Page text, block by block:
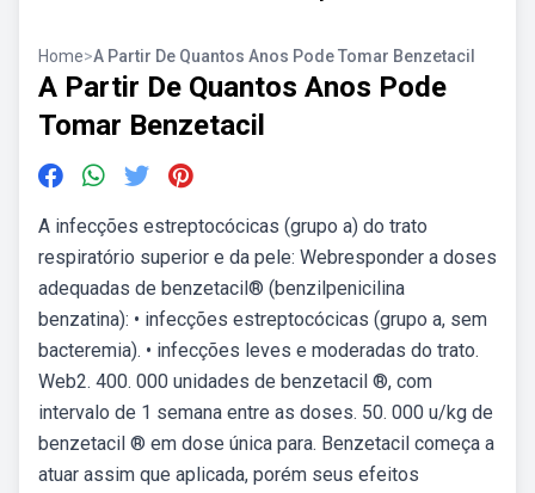
Home>A Partir De Quantos Anos Pode Tomar Benzetacil
A Partir De Quantos Anos Pode
Tomar Benzetacil
A infecções estreptocócicas (grupo a) do trato
respiratório superior e da pele: Webresponder a doses
adequadas de benzetacil® (benzilpenicilina
benzatina): • infecções estreptocócicas (grupo a, sem
bacteremia). • infecções leves e moderadas do trato.
Web2. 400. 000 unidades de benzetacil ®, com
intervalo de 1 semana entre as doses. 50. 000 u/kg de
benzetacil ® em dose única para. Benzetacil começa a
atuar assim que aplicada, porém seus efeitos